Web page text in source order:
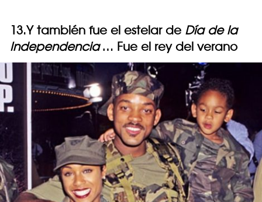
13.Y también fue el estelar de Día de la
Independencia … Fue el rey del verano